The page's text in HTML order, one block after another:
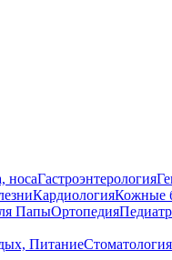
носаГастроэнтерология
КардиологияКожные
ПапыОртопедия
ПитаниеСтоматология